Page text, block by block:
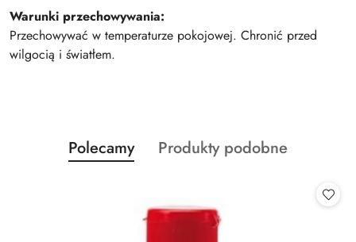
Warunki przechowywania:
Przechowywać w temperaturze pokojowej. Chronić przed
wilgocią i światłem.
Pomiń karuzelę produktów
Produkty
o
Polecamy
Produkty
Produkty podobne